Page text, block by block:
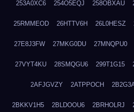
253A0XC6 254O5EQJ 258OBXAU
25RMMEOD 26HTTV6H 26L0HESZ
27E8J3FW 27MKG0DU 27MNQPU0
27VYT4KU 28SMQGU6 299T1G15
2AFJGVZY 2ATPPOCH
2BKKV1H5 2BLDOOU6 2BRHOLRJ